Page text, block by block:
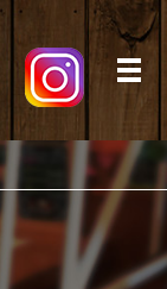
メ